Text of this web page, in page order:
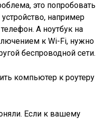
это попробовать
например
А ноутбук на
к Wi-Fi, нужно
беспроводной сети.
компьютер к роутеру
Если к вашему